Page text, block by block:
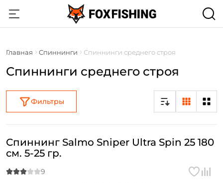
Главная Спиннинги Спиннинги среднего строя
Спиннинги среднего строя
Фильтры
Спиннинг Salmo Sniper Ultra Spin 25 180
см. 5-25 гр.